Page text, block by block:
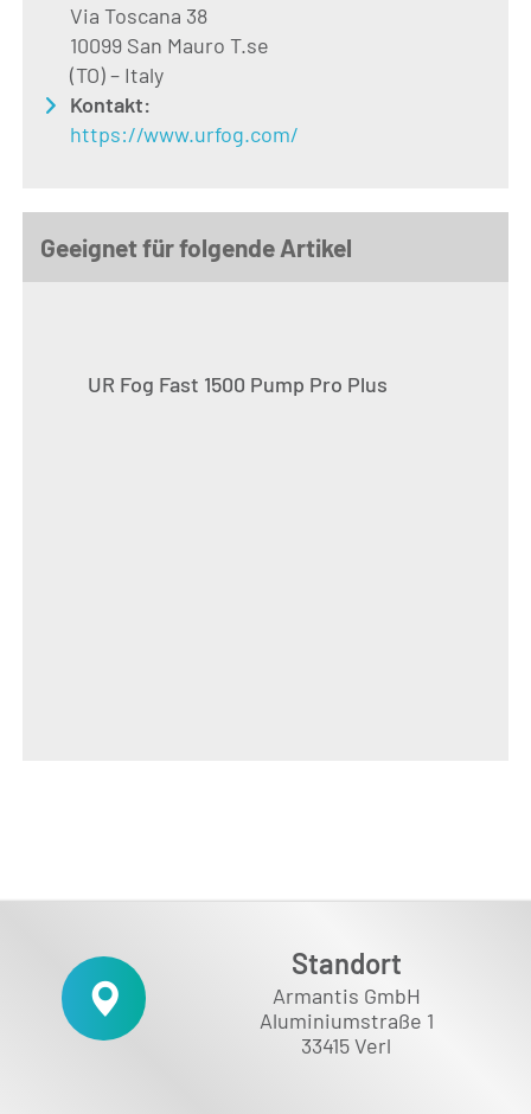
Via Toscana 38
10099 San Mauro T.se
(TO) – Italy
Kontakt:
https://www.urfog.com/
Geeignet für folgende Artikel
UR Fog Fast 1500 Pump Pro Plus
Standort
Armantis GmbH
Aluminiumstraße 1
33415 Verl